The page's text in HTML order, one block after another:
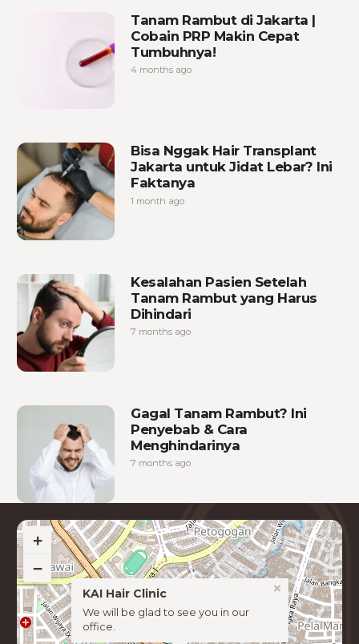
Tanam Rambut di Jakarta |
Cobain PRP Makin Cepat
Tumbuhnya!
4 months ago
Bisa Nggak Hair Transplant
Jakarta untuk Jidat Lebar? Ini
Faktanya
1 month ago
Kesalahan Pasien Setelah
Tanam Rambut yang Harus
Dihindari
7 months ago
Gagal Tanam Rambut? Ini
Penyebab & Cara
Menghindarinya
7 months ago
KAI Hair Clinic
We will be glad to see you in our
office.
×
+
−